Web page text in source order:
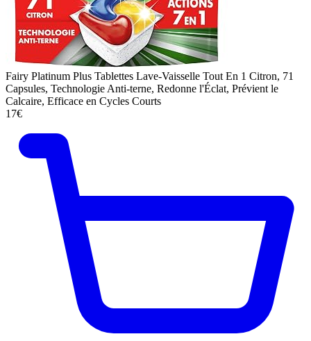
Fairy Platinum Plus Tablettes Lave-Vaisselle Tout En 1 Citron, 71
Capsules, Technologie Anti-terne, Redonne l'Éclat, Prévient le
Calcaire, Efficace en Cycles Courts
17€